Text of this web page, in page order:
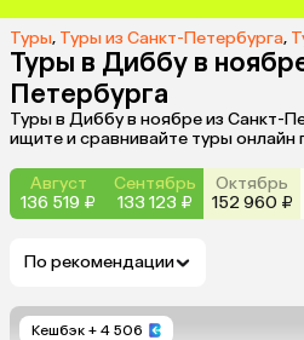
Туры, Туры из Санкт-Петербурга,
Туры в Диббу в
Петербурга
Туры в Диббу в ноябре из Санкт-
ищите и сравнивайте туры
Август
136 519 ₽
Сентябрь
133 123 ₽
Октябрь
152 960 ₽
По рекомендации
Кешбэк + 4 506